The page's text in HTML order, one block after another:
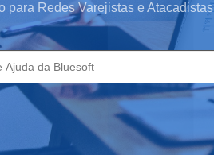
para Redes Varejistas e Atacadistas